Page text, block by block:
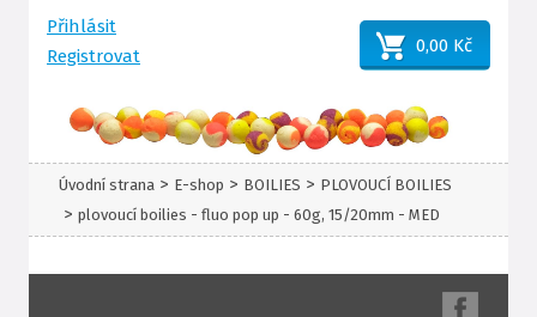
Přihlásit
Registrovat
0,00 Kč
Úvodní strana > E-shop > BOILIES > PLOVOUCÍ BOILIES
> plovoucí boilies - fluo pop up - 60g, 15/20mm - MED